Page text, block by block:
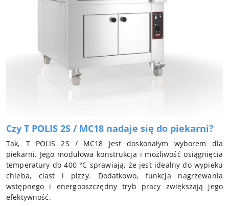
Czy T POLIS 2S / MC18 nadaje się do piekarni?
Tak, T POLIS 2S / MC18 jest doskonałym wyborem dla
piekarni. Jego modułowa konstrukcja i możliwość osiągnięcia
temperatury do 400 °C sprawiają, że jest idealny do wypieku
chleba, ciast i pizzy. Dodatkowo, funkcja nagrzewania
wstępnego i energooszczędny tryb pracy zwiększają jego
efektywność.